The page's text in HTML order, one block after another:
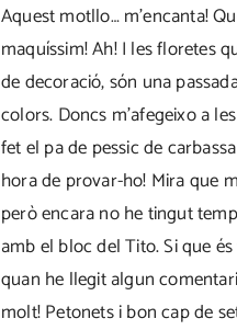
Aquest motllo… m’encanta!
maquíssim! Ah! I les floretes
de decoració, són una
colors. Doncs m’afegeixo a
fet el pa de pessic de
hora de provar-ho! Mira que
però encara no he tingut
amb el bloc del Tito. Si que
quan he llegit algun
molt! Petonets i bon cap de